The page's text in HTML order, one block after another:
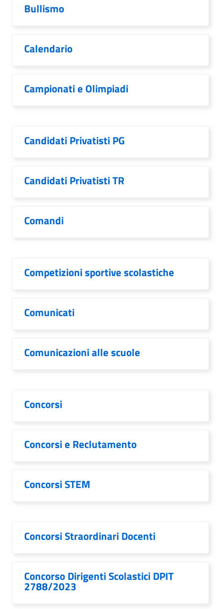
Bullismo
Calendario
Campionati e Olimpiadi
Candidati Privatisti PG
Candidati Privatisti TR
Comandi
Competizioni sportive scolastiche
Comunicati
Comunicazioni alle scuole
Concorsi
Concorsi e Reclutamento
Concorsi STEM
Concorsi Straordinari Docenti
Concorso Dirigenti Scolastici DPIT
2788/2023